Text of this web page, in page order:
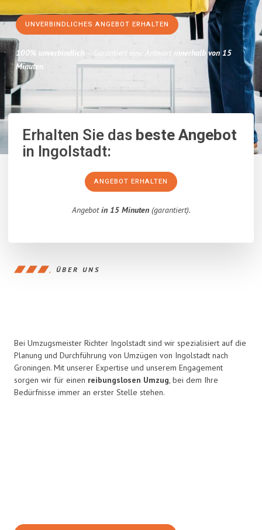
UNVERBINDLICHES ANGEBOT ERHALTEN
100% unverbindlich – Garantiert eine Antwort innerhalb von 15
Minuten.
Erhalten Sie dasbeste Angebot
in Ingolstadt:
ANGEBOT ERHALTEN
Angebotin 15 Minuten(garantiert).
ÜBER UNS
Bei Umzugsmeister Richter Ingolstadt sind wir spezialisiert auf die
Planung und Durchführung von Umzügen von Ingolstadt nach
Groningen. Mit unserer Expertise und unserem Engagement
sorgen wir für einen reibungslosen Umzug, bei dem Ihre
Bedürfnisse immer an erster Stelle stehen.